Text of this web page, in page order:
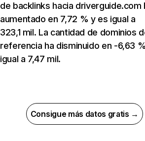
de backlinks hacia driverguide.com
aumentado en 7,72 % y es igual a
323,1 mil. La cantidad de dominios
referencia ha disminuido en -6,63
igual a 7,47 mil.
Consigue más datos gratis →